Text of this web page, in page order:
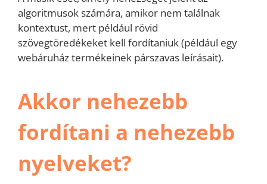
algoritmusok számára, amikor nem találnak
kontextust, mert például rövid
szövegtöredékeket kell fordítaniuk (például egy
webáruház termékeinek párszavas leírásait).
Akkor nehezebb
fordítani a nehezebb
nyelveket?